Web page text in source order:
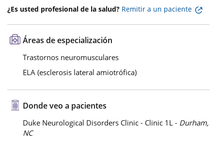
¿Es usted profesional de la salud? Remitir a un paciente
Áreas de especialización
Trastornos neuromusculares
ELA (esclerosis lateral amiotrófica)
Donde veo a pacientes
Duke Neurological Disorders Clinic - Clinic 1L - Durham,
NC